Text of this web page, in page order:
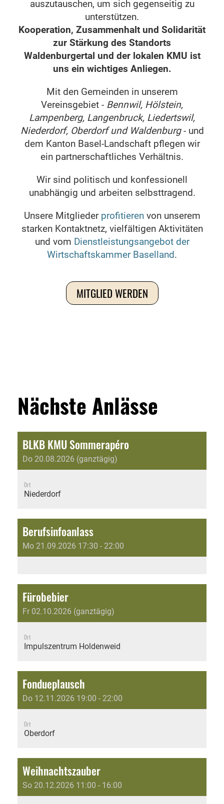
auszutauschen, um sich gegenseitig zu
unterstützen.
Kooperation, Zusammenhalt und Solidarität
zur Stärkung des Standorts
Waldenburgertal und der lokalen KMU ist
uns ein wichtiges Anliegen.
Mit den Gemeinden in unserem
Vereinsgebiet - Bennwil, Hölstein,
Lampenberg, Langenbruck, Liedertswil,
Niederdorf, Oberdorf und Waldenburg- und
dem Kanton Basel-Landschaft pflegen wir
ein partnerschaftliches Verhältnis.
Wir sind politisch und konfessionell
unabhängig und arbeiten selbsttragend.
Unsere Mitglieder profitieren von unserem
starken Kontaktnetz, vielfältigen Aktivitäten
und vom Dienstleistungsangebot der
Wirtschaftskammer Baselland.
MITGLIED WERDEN
Nächste Anlässe
BLKB KMU Sommerapéro
Do 20.08.2026 (ganztägig)
Ort
Niederdorf
Berufsinfoanlass
Mo 21.09.2026 17:30 - 22:00
Fürobebier
Fr 02.10.2026 (ganztägig)
Ort
Impulszentrum Holdenweid
Fondueplausch
Do 12.11.2026 19:00 - 22:00
Ort
Oberdorf
Weihnachtszauber
So 20.12.2026 11:00 - 16:00